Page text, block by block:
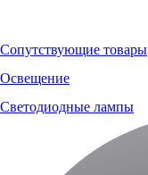
Сопутствующие товары
Освещение
Светодиодные лампы